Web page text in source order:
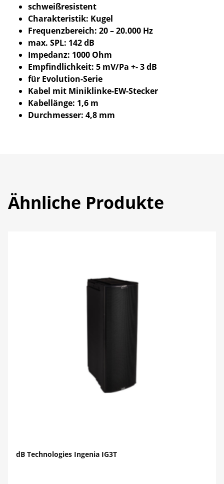
schweißresistent
Charakteristik: Kugel
Frequenzbereich: 20 – 20.000 Hz
max. SPL: 142 dB
Impedanz: 1000 Ohm
Empfindlichkeit: 5 mV/Pa +- 3 dB
für Evolution-Serie
Kabel mit Miniklinke-EW-Stecker
Kabellänge: 1,6 m
Durchmesser: 4,8 mm
Ähnliche Produkte
dB Technologies Ingenia IG3T